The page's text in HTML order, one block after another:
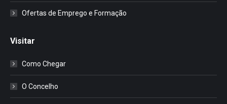
Ofertas de Emprego e Formação
Visitar
Como Chegar
O Concelho